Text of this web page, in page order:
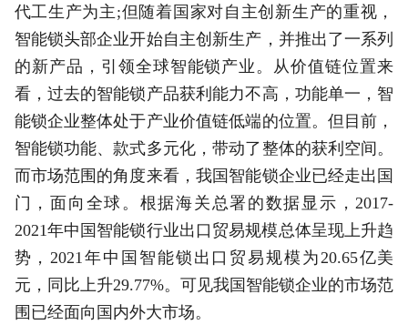
代工生产为主;但随着国家对自主创新生产的重视，
智能锁头部企业开始自主创新生产，并推出了一系列
的新产品，引领全球智能锁产业。从价值链位置来
看，过去的智能锁产品获利能力不高，功能单一，智
能锁企业整体处于产业价值链低端的位置。但目前，
智能锁功能、款式多元化，带动了整体的获利空间。
而市场范围的角度来看，我国智能锁企业已经走出国
门，面向全球。根据海关总署的数据显示，2017-
2021年中国智能锁行业出口贸易规模总体呈现上升趋
势，2021年中国智能锁出口贸易规模为20.65亿美
元，同比上升29.77%。可见我国智能锁企业的市场范
围已经面向国内外大市场。